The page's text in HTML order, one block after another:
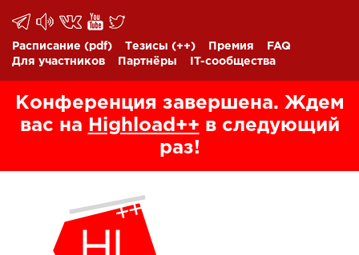
Расписание (pdf) Тезисы (++) Премия
FAQ
Для участников
Партнёры IT-сообщества
Конференция завершена. Ждем
вас на Highload++ в следующий
раз!